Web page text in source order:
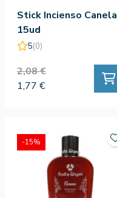
Stick Incienso Canela
15ud
5(0)
2,08 €
1,77 €
-15%